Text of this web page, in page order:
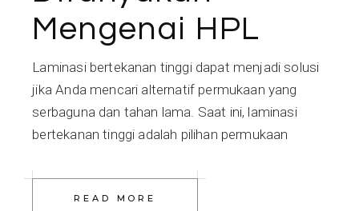
Mengenai HPL
Laminasi bertekanan tinggi dapat menjadi solusi
jika Anda mencari alternatif permukaan yang
serbaguna dan tahan lama. Saat ini, laminasi
bertekanan tinggi adalah pilihan permukaan
READ MORE